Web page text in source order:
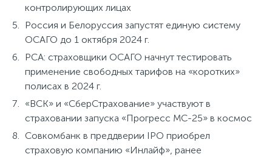
контролирующих лицах
Россия и Белоруссия запустят единую систему
ОСАГО до 1 октября 2024 г.
РСА: страховщики ОСАГО начнут тестировать
применение свободных тарифов на «коротких»
полисах в 2024 г.
«ВСК» и «СберСтрахование» участвуют в
страховании запуска «Прогресс МС-25» в космос
Совкомбанк в преддверии IPO приобрел
страховую компанию «Инлайф», ранее